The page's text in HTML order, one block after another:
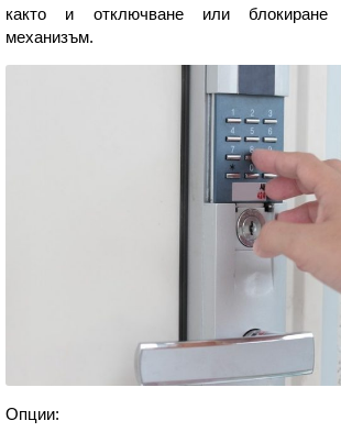
както и отключване или блокиране
механизъм.
Опции: